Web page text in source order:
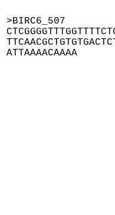
>BIRC6_507
ATTAAAACAAAA